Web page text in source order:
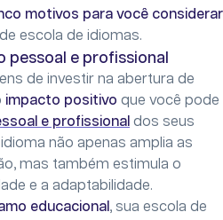
motivos para você considerar
escola de idiomas.
pessoal e profissional
de investir na abertura de
impacto positivo que você pode
e profissional dos seus
não apenas amplia as
mas também estimula o
e a adaptabilidade.
educacional , sua escola de